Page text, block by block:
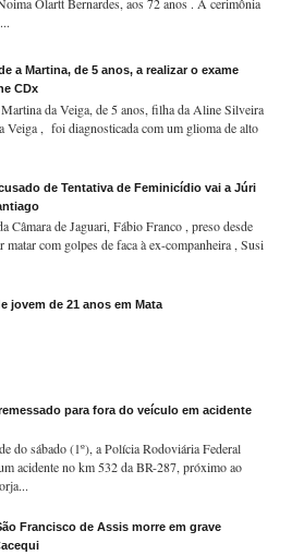
a Martina, de 5 anos, a realizar o exame
CDx
da Veiga, de 5 anos, filha da Aline Silveira
Veiga , foi diagnosticada com um glioma de alto
de Tentativa de Feminicídio vai a Júri
Câmara de Jaguari, Fábio Franco , preso desde
matar com golpes de faca à ex-companheira , Susi
jovem de 21 anos em Mata
para fora do veículo em acidente
do sábado (1º), a Polícia Rodoviária Federal
acidente no km 532 da BR-287, próximo ao
Francisco de Assis morre em grave